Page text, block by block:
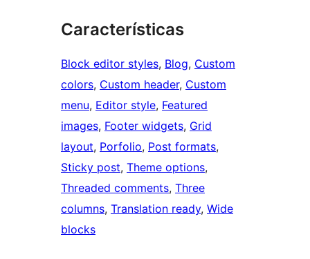
Características
Block editor styles, Blog, Custom
colors, Custom header, Custom
menu, Editor style, Featured
images, Footer widgets, Grid
layout, Porfolio, Post formats
Sticky post, Theme options
Threaded comments, Three
columns, Translation ready, Wide
blocks